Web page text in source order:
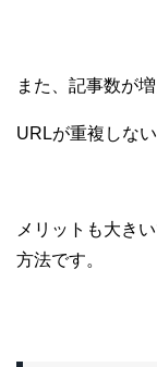
また、記事数が
URLが重複しな
メリットも大き
方法です。